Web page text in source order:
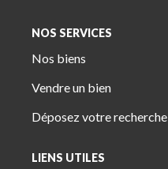
NOS SERVICES
Nos biens
Vendre un bien
Déposez votre recherche
LIENS UTILES